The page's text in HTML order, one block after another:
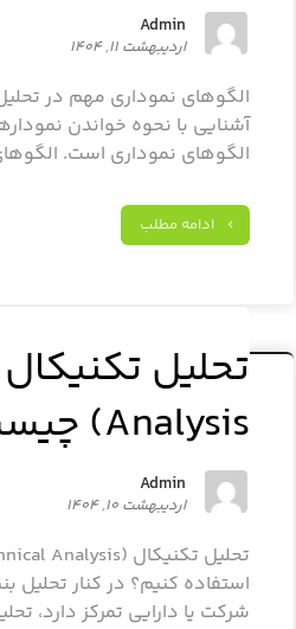
Admin
اردیبهشت ۱۱, ۱۴۰۴
الگوهای نموداری مهم در
آشنایی با نحوه خواندن
الگوهای نموداری است.
ادامه مطلب
Analysis) چیست
Admin
اردیبهشت ۱۰, ۱۴۰۴
استفاده کنیم؟ در کنار تحلیل
شرکت یا دارایی تمرکز دارد،